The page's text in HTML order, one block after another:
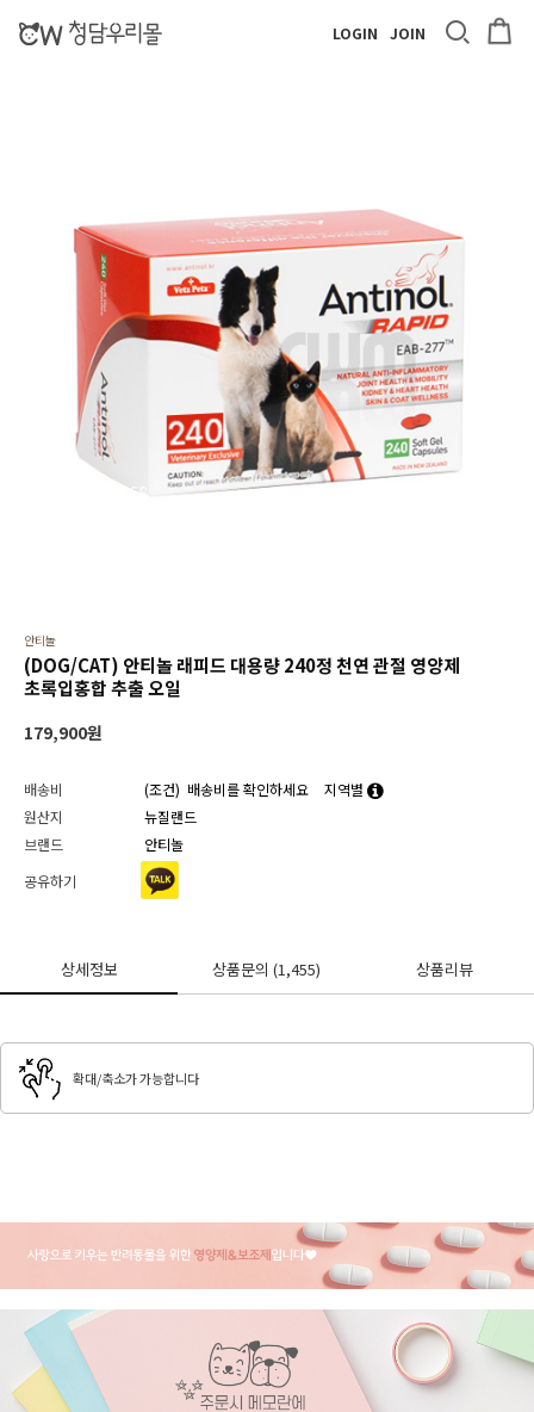
LOGIN JOIN
안티놀
(DOG/CAT) 안티놀 래피드 대용량 240정 천연 관절 영양제
초록입홍합 추출 오일
179,900원
배송비 (조건) 배송비를 확인하세요
지역별
원산지
뉴질랜드
브랜드
안티놀
공유하기
상세정보 상품문의(1,455) 상품리뷰
확대/축소가 가능합니다